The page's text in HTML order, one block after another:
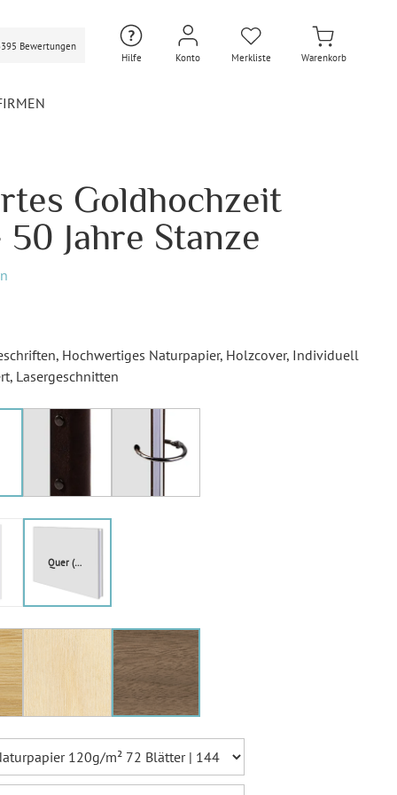
Bewertungen
Hilfe
Konto Merkliste Warenkorb
Hochzeit Extras
Hochzeit Briefumschläge
Personalisierte Hochzeit
Flaschenetiketten
Hochzeit
Ballonkarten Hochzeit
Empfängeraufkleber
Hochzeit
Hochzeit
Boxen
Willkommensschilder
Goldhochzeit
Jahre Stanze
, Hochwertiges Naturpapier, Holzcover, Individuell
, Lasergeschnitten